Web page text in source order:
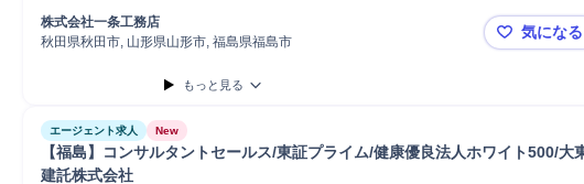
株式会社一条工務店
秋田県秋田市, 山形県山形市, 福島県福島市
【完
気になる
もっと見る
エージェント求人 New
【福島】コンサルタントセールス/東証プライム/健康優良法人ホワイト500/大
建託株式会社